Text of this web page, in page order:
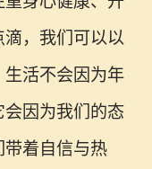
，我们可以以
生活不会因为年
因为我们的态
带着自信与热